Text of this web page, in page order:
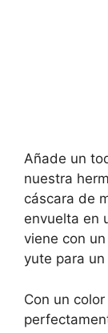
Añade un
nuestra
cáscara de
envuelta en
viene con
yute para
Con un